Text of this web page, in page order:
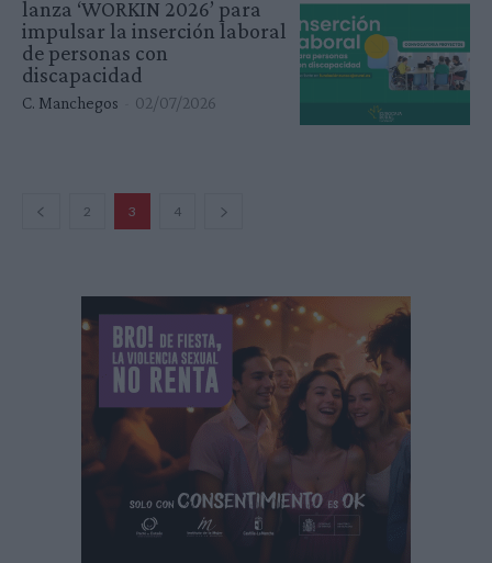
lanza ‘WORKIN 2026’ para
impulsar la inserción laboral
de personas con
discapacidad
C. Manchegos 02/07/2026
2 3 4